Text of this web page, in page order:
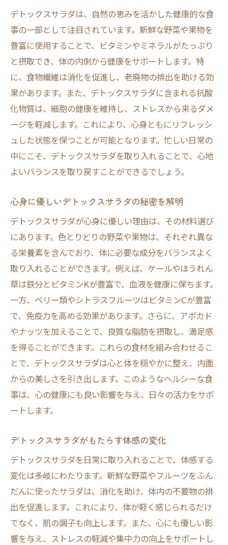
デトックスサラダは、自然の恵みを活かした健康的な食
事の一部として注目されています。新鮮な野菜や果物を
豊富に使用することで、ビタミンやミネラルがたっぷり
と摂取でき、体の内側から健康をサポートします。特
に、食物繊維は消化を促進し、老廃物の排出を助ける効
果があります。また、デトックスサラダに含まれる抗酸
化物質は、細胞の健康を維持し、ストレスから来るダメ
ージを軽減します。これにより、心身ともにリフレッシ
ュした状態を保つことが可能となります。忙しい日常の
中にこそ、デトックスサラダを取り入れることで、心地
よいバランスを取り戻すことができるでしょう。
心身に優しいデトックスサラダの秘密を解明
デトックスサラダが心身に優しい理由は、その材料選び
にあります。色とりどりの野菜や果物は、それぞれ異な
る栄養素を含んでおり、体に必要な成分をバランスよく
取り入れることができます。例えば、ケールやほうれん
草は鉄分とビタミンKが豊富で、血液を健康に保ちます。
一方、ベリー類やシトラスフルーツはビタミンCが豊富
で、免疫力を高める効果があります。さらに、アボカド
やナッツを加えることで、良質な脂肪を摂取し、満足感
を得ることができます。これらの食材を組み合わせるこ
とで、デトックスサラダは心と体を穏やかに整え、内面
からの美しさを引き出します。このようなヘルシーな食
事は、心の健康にも良い影響を与え、日々の活力をサポ
ートします。
デトックスサラダがもたらす体感の変化
デトックスサラダを日常に取り入れることで、体感する
変化は多岐にわたります。新鮮な野菜やフルーツをふん
だんに使ったサラダは、消化を助け、体内の不要物の排
出を促進します。これにより、体が軽く感じられるだけ
でなく、肌の調子も向上します。また、心にも優しい影
響を与え、ストレスの軽減や集中力の向上をサポートし